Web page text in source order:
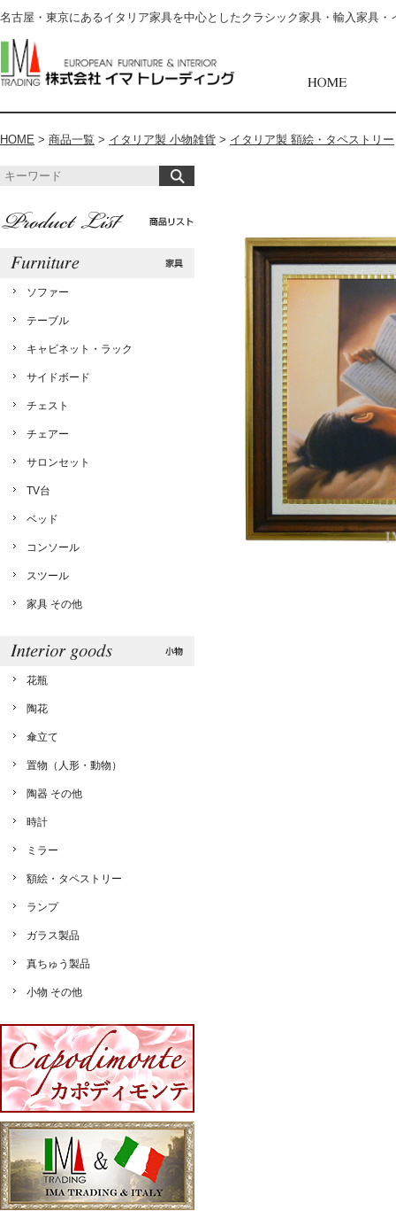
名古屋・東京にあるイタリア家具を中心としたクラシック家具・輸入家具
HOME > 商品一覧 > イタリア製 小物雑貨 > イタリア製 額絵・タペストリー
ソファー
テーブル
キャビネット・ラック
サイドボード
チェスト
チェアー
サロンセット
TV台
ベッド
コンソール
スツール
家具 その他
花瓶
陶花
傘立て
置物（人形・動物）
陶器 その他
時計
ミラー
額絵・タペストリー
ランプ
ガラス製品
真ちゅう製品
小物 その他